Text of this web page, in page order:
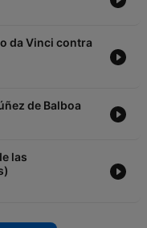
da Vinci contra
de Balboa
las